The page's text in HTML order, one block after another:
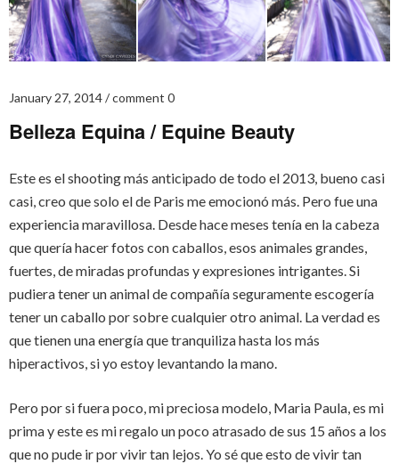
January 27, 2014 comment 0
Belleza Equina / Equine Beauty
Este es el shooting más anticipado de todo el 2013, bueno casi
casi, creo que solo el de Paris me emocionó más. Pero fue una
experiencia maravillosa. Desde hace meses tenía en la cabeza
que quería hacer fotos con caballos, esos animales grandes,
fuertes, de miradas profundas y expresiones intrigantes. Si
pudiera tener un animal de compañía seguramente escogería
tener un caballo por sobre cualquier otro animal. La verdad es
que tienen una energía que tranquiliza hasta los más
hiperactivos, si yo estoy levantando la mano.
Pero por si fuera poco, mi preciosa modelo, Maria Paula, es mi
prima y este es mi regalo un poco atrasado de sus 15 años a los
que no pude ir por vivir tan lejos. Yo sé que esto de vivir tan